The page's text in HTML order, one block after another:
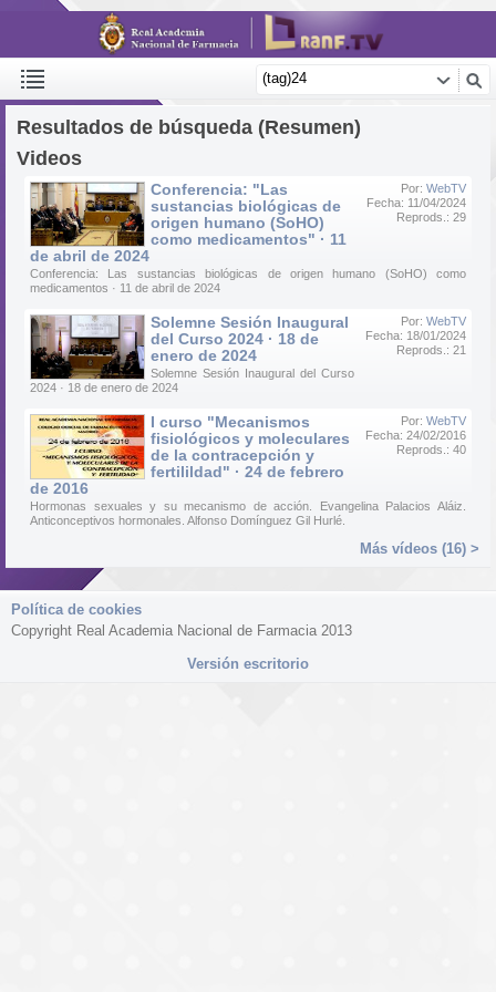
Resultados de búsqueda (Resumen)
Videos
Por: WebTV
Fecha: 11/04/2024
Reprods.: 29
Conferencia: "Las
sustancias biológicas de
origen humano (SoHO)
como medicamentos" · 11
de abril de 2024
Conferencia: Las sustancias biológicas de origen humano (SoHO) como
medicamentos · 11 de abril de 2024
Por: WebTV
Fecha: 18/01/2024
Reprods.: 21
Solemne Sesión Inaugural
del Curso 2024 · 18 de
enero de 2024
Solemne Sesión Inaugural del Curso
2024 · 18 de enero de 2024
Por: WebTV
Fecha: 24/02/2016
Reprods.: 40
I curso "Mecanismos
fisiológicos y moleculares
de la contracepción y
fertilildad" · 24 de febrero
de 2016
Hormonas sexuales y su mecanismo de acción. Evangelina Palacios Aláiz.
Anticonceptivos hormonales. Alfonso Domínguez Gil Hurlé.
Más vídeos (16) >
Política de cookies
Copyright Real Academia Nacional de Farmacia 2013
Versión escritorio